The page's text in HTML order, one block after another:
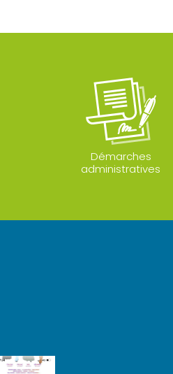
Démarches
administratives